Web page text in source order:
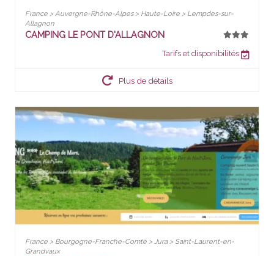
France > Auvergne-Rhône-Alpes > Haute-Loire > Lempdes-sur-
Allagnon
CAMPING LE PONT D'ALLAGNON
Tarifs et disponibilités
Plus de détails
France > Bourgogne-Franche-Comté > Jura > Saint-Laurent-en-
Grandvaux